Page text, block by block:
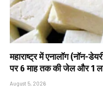
महाराष्ट्र में एनालॉग (नॉन-
पर 6 माह तक की जेल और ₹1
August 5, 2026